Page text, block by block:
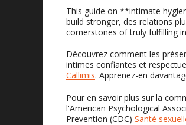
This guide on **intimate
build stronger, des relations
cornerstones of truly fulfilling
Découvrez comment les
intimes confiantes et
Callimis. Apprenez-en
Pour en savoir plus sur la
l'American Psychological
Prevention (CDC) Santé